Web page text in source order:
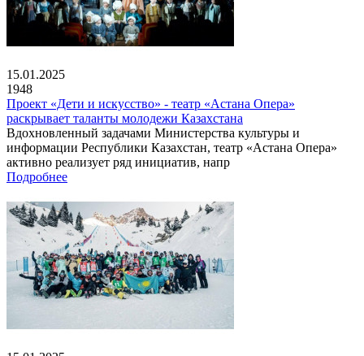
15.01.2025
1948
Проект «Дети и искусство» - театр «Астана Опера»
раскрывает таланты молодежи Казахстана
Вдохновленный задачами Министерства культуры и
информации Республики Казахстан, театр «Астана Опера»
активно реализует ряд инициатив, напр
Подробнее